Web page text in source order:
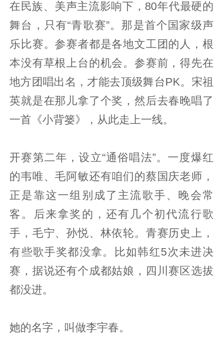
在民族、美声主流影响下，80年代最硬的
舞台，只有“青歌赛”。那是首个国家级声
乐比赛。参赛者都是各地文工团的人，根
本没有草根上台的机会。参赛前，得先在
地方团唱出名，才能去顶级舞台PK。宋祖
英就是在那儿拿了个奖，然后去春晚唱了
一首《小背篓》，从此走上一线。
开赛第二年，设立“通俗唱法”。一度爆红
的韦唯、毛阿敏还有咱们的蔡国庆老师，
正是靠这一组别成了主流歌手、晚会常
客。后来拿奖的，还有几个初代流行歌
手，毛宁、孙悦、林依轮。青赛历史上，
有些歌手奖都没拿。比如韩红5次未进决
赛，据说还有个成都姑娘，四川赛区选拔
都没进。
她的名字，叫做李宇春。